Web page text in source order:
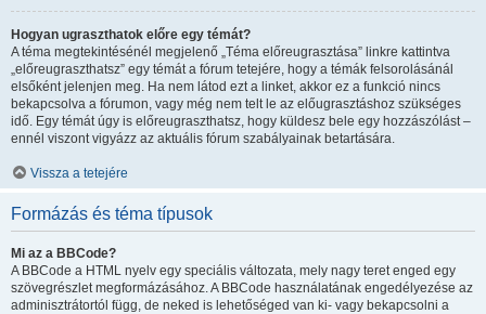
Hogyan ugraszthatok előre egy témát?
A téma megtekintésénél megjelenő „Téma előreugrasztása” linkre kattintva
„előreugraszthatsz” egy témát a fórum tetejére, hogy a témák felsorolásánál
elsőként jelenjen meg. Ha nem látod ezt a linket, akkor ez a funkció nincs
bekapcsolva a fórumon, vagy még nem telt le az előugrasztáshoz szükséges
idő. Egy témát úgy is előreugraszthatsz, hogy küldesz bele egy hozzászólást –
ennél viszont vigyázz az aktuális fórum szabályainak betartására.
Vissza a tetejére
Formázás és téma típusok
Mi az a BBCode?
A BBCode a HTML nyelv egy speciális változata, mely nagy teret enged egy
szövegrészlet megformázásához. A BBCode használatának engedélyezése az
adminisztrátortól függ, de neked is lehetőséged van ki- vagy bekapcsolni a